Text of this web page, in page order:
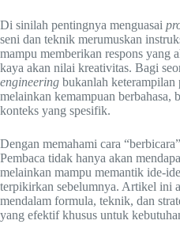
Di sinilah pentingnya menguasai
seni dan teknik merumuskan
mampu memberikan respons yang
kaya akan nilai kreativitas. Bagi
engineering bukanlah keterampilan
melainkan kemampuan berbahasa,
konteks yang spesifik.
Dengan memahami cara
Pembaca tidak hanya akan
melainkan mampu memantik ide-
terpikirkan sebelumnya. Artikel ini
mendalam formula, teknik, dan
yang efektif khusus untuk